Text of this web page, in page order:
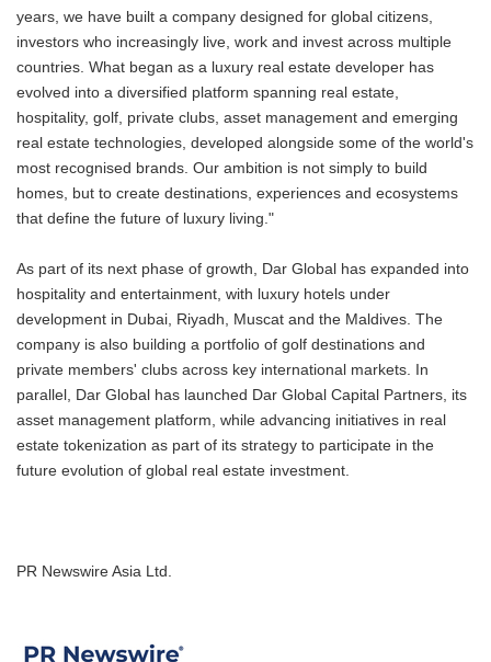
years, we have built a company designed for global citizens,
investors who increasingly live, work and invest across multiple
countries. What began as a luxury real estate developer has
evolved into a diversified platform spanning real estate,
hospitality, golf, private clubs, asset management and emerging
real estate technologies, developed alongside some of the world's
most recognised brands. Our ambition is not simply to build
homes, but to create destinations, experiences and ecosystems
that define the future of luxury living."
As part of its next phase of growth, Dar Global has expanded into
hospitality and entertainment, with luxury hotels under
development in Dubai, Riyadh, Muscat and the Maldives. The
company is also building a portfolio of golf destinations and
private members' clubs across key international markets. In
parallel, Dar Global has launched Dar Global Capital Partners, its
asset management platform, while advancing initiatives in real
estate tokenization as part of its strategy to participate in the
future evolution of global real estate investment.
PR Newswire Asia Ltd.